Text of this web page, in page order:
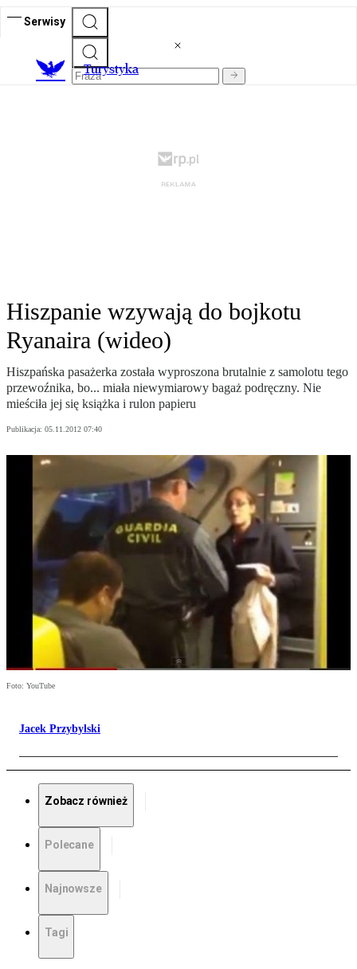
Serwisy
Turystyka
Hiszpanie wzywają do bojkotu
Ryanaira (wideo)
Hiszpańska pasażerka została wyproszona brutalnie z samolotu tego
przewoźnika, bo... miała niewymiarowy bagaż podręczny. Nie
mieściła jej się książka i rulon papieru
Publikacja: 05.11.2012 07:40
Foto: YouTube
Jacek Przybylski
Zobacz również
Polecane
Najnowsze
Tagi